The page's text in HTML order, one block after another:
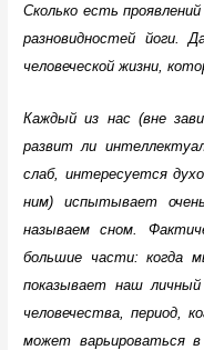
Сколько есть
разновидностей йоги.
человеческой жизни,
Каждый из нас (вне
развит ли
слаб, интересуется
ним) испытывает
называем сном.
большие части: когда
показывает наш
человечества, период,
может варьироваться